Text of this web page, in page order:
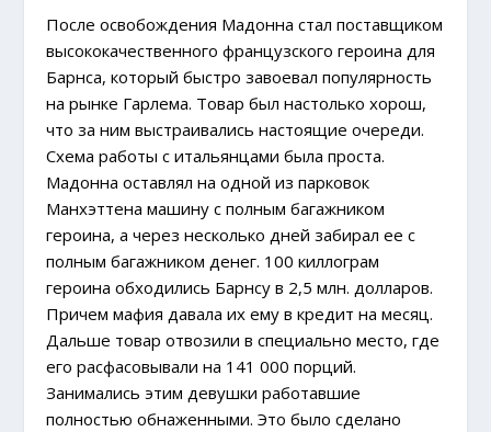
После освобождения Мадонна стал поставщиком
высококачественного французского героина для
Барнса, который быстро завоевал популярность
на рынке Гарлема. Товар был настолько хорош,
что за ним выстраивались настоящие очереди.
Схема работы с итальянцами была проста.
Мадонна оставлял на одной из парковок
Манхэттена машину с полным багажником
героина, а через несколько дней забирал ее с
полным багажником денег. 100 киллограм
героина обходились Барнсу в 2,5 млн. долларов.
Причем мафия давала их ему в кредит на месяц.
Дальше товар отвозили в специально место, где
его расфасовывали на 141 000 порций.
Занимались этим девушки работавшие
полностью обнаженными. Это было сделано